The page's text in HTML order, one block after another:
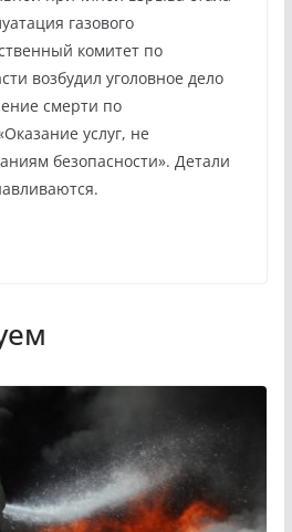
газового
комитет по
возбудил уголовное дело
смерти по
услуг, не
безопасности». Детали